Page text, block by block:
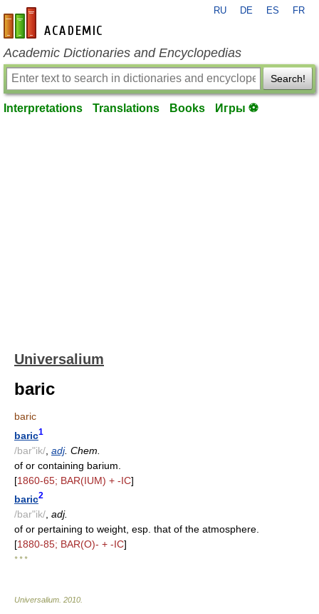
en-academic.com
RU DE ES FR
Academic Dictionaries and Encyclopedias
Search!
Interpretations Translations Books Игры ⚽
Universalium
baric
baric
baric1
/bar"ik/ adj. Chem.
of or containing barium.
[1860-65; BAR(IUM) + -IC]
baric2
/bar"ik/, adj.
of or pertaining to weight, esp. that of the atmosphere.
[1880-85; BAR(O)- + -IC]
* * *
Universalium 2010